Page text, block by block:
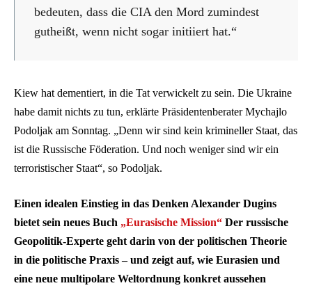
bedeuten, dass die CIA den Mord zumindest
gutheißt, wenn nicht sogar initiiert hat.“
Kiew hat dementiert, in die Tat verwickelt zu sein. Die Ukraine
habe damit nichts zu tun, erklärte Präsidentenberater Mychajlo
Podoljak am Sonntag. „Denn wir sind kein krimineller Staat, das
ist die Russische Föderation. Und noch weniger sind wir ein
terroristischer Staat“, so Podoljak.
Einen idealen Einstieg in das Denken Alexander Dugins
bietet sein neues Buch „Eurasische Mission“ Der russische
Geopolitik-Experte geht darin von der politischen Theorie
in die politische Praxis – und zeigt auf, wie Eurasien und
eine neue multipolare Weltordnung konkret aussehen